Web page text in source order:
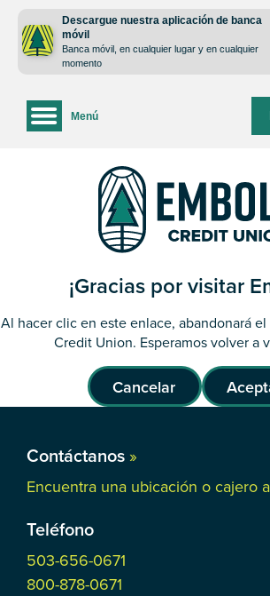
contenido
inicio
Descargue nuestra aplicación de banca
móvil
Banca móvil, en cualquier lugar y en cualquier
momento
Menú
¡Gracias por visitar
Al hacer clic en este enlace, abandonará
Credit Union. Esperamos volver a
Cancelar
Contáctanos »
Encuentra una ubicación o cajero
Teléfono
503-656-0671
800-878-0671